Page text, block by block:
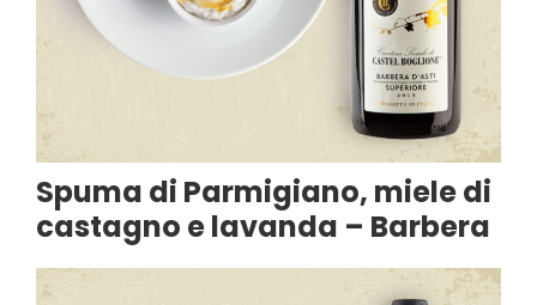
Spuma di Parmigiano, miele di
castagno e lavanda – Barbera